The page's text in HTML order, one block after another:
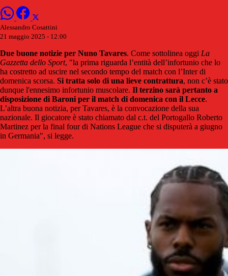
Alessandro Cosattini
21 maggio 2025 - 12:00
Due buone notizie per Nuno Tavares. Come sottolinea oggi La
Gazzetta dello Sport, "la prima riguarda l’entità dell’infortunio che lo
ha costretto ad uscire nel secondo tempo del match con l’Inter di
domenica scorsa. Si tratta solo di una lieve contrattura, non c’è stato
dunque l'ennesimo infortunio muscolare. Il terzino sarà pertanto a
disposizione di Baroni per il match di domenica con il Lecce.
L’altra buona notizia, per Tavares, è la convocazione della sua
nazionale. Il giocatore è stato chiamato dal c.t. del Portogallo Roberto
Martinez per la final four di Nations League che si disputerà a giugno
in Germania", si legge.